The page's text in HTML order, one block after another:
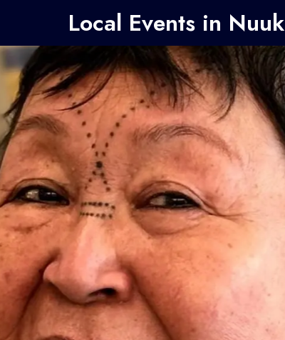
Local Events in Nuuk